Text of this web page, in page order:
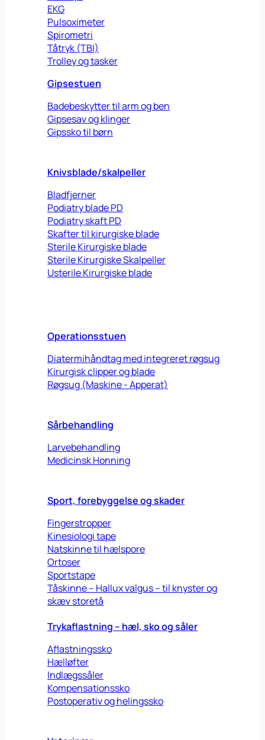
EKG
Pulsoximeter
Spirometri
Tåtryk (TBI)
Trolley og tasker
Gipsestuen
Badebeskytter til arm og ben
Gipsesav og klinger
Gipssko til børn
Knivsblade/skalpeller
Bladfjerner
Podiatry blade PD
Podiatry skaft PD
Skafter til kirurgiske blade
Sterile Kirurgiske blade
Sterile Kirurgiske Skalpeller
Usterile Kirurgiske blade
Operationsstuen
Diatermihåndtag med integreret røgsug
Kirurgisk clipper og blade
Røgsug (Maskine - Apperat)
Sårbehandling
Larvebehandling
Medicinsk Honning
Sport, forebyggelse og skader
Fingerstropper
Kinesiologi tape
Natskinne til hælspore
Ortoser
Sportstape
Tåskinne – Hallux valgus – til knyster og
skæv storetå
Trykaflastning – hæl, sko og såler
Aflastningssko
Hælløfter
Indlægssåler
Kompensationssko
Postoperativ og helingssko